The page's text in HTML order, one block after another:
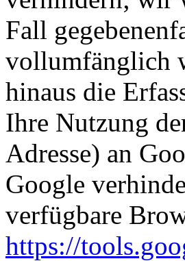
Fall
vollumfänglich
hinaus die
Ihre Nutzung
Adresse) an
Google
verfügbare
https://